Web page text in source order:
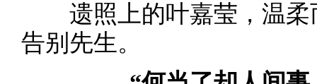
遗照上的叶嘉莹，温柔
告别先生。